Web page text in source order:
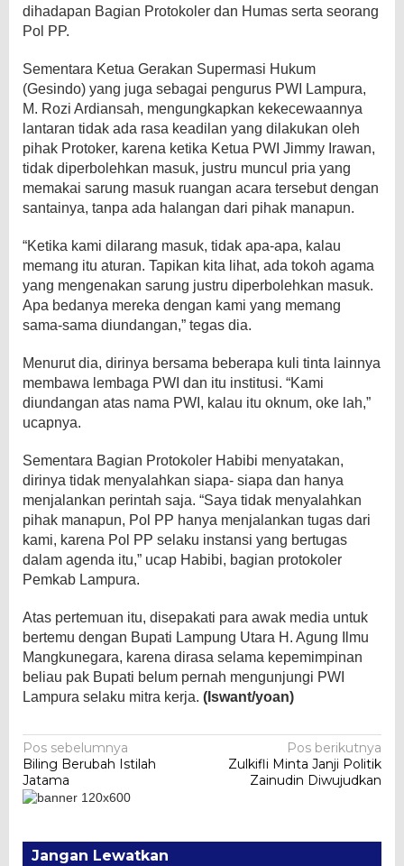
dihadapan Bagian Protokoler dan Humas serta seorang
Pol PP.
Sementara Ketua Gerakan Supermasi Hukum
(Gesindo) yang juga sebagai pengurus PWI Lampura,
M. Rozi Ardiansah, mengungkapkan kekecewaannya
lantaran tidak ada rasa keadilan yang dilakukan oleh
pihak Protoker, karena ketika Ketua PWI Jimmy Irawan,
tidak diperbolehkan masuk, justru muncul pria yang
memakai sarung masuk ruangan acara tersebut dengan
santainya, tanpa ada halangan dari pihak manapun.
“Ketika kami dilarang masuk, tidak apa-apa, kalau
memang itu aturan. Tapikan kita lihat, ada tokoh agama
yang mengenakan sarung justru diperbolehkan masuk.
Apa bedanya mereka dengan kami yang memang
sama-sama diundangan,” tegas dia.
Menurut dia, dirinya bersama beberapa kuli tinta lainnya
membawa lembaga PWI dan itu institusi. “Kami
diundangan atas nama PWI, kalau itu oknum, oke lah,”
ucapnya.
Sementara Bagian Protokoler Habibi menyatakan,
dirinya tidak menyalahkan siapa- siapa dan hanya
menjalankan perintah saja. “Saya tidak menyalahkan
pihak manapun, Pol PP hanya menjalankan tugas dari
kami, karena Pol PP selaku instansi yang bertugas
dalam agenda itu,” ucap Habibi, bagian protokoler
Pemkab Lampura.
Atas pertemuan itu, disepakati para awak media untuk
bertemu dengan Bupati Lampung Utara H. Agung Ilmu
Mangkunegara, karena dirasa selama kepemimpinan
beliau pak Bupati belum pernah mengunjungi PWI
Lampura selaku mitra kerja. (Iswant/yoan)
Navigasi
pos
Pos sebelumnya
Biling Berubah Istilah
Jatama
Pos berikutnya
Zulkifli Minta Janji Politik
Zainudin Diwujudkan
Jangan Lewatkan